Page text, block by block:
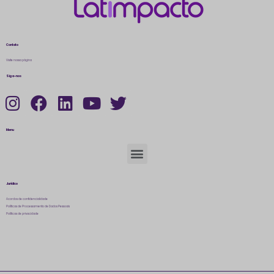
Contato
Visite nossa página
Siga-nos
Menu
Jurídico
Acordos de confidencialidade
Políticas de Processamento de Dados Pessoais
Políticas de privacidade